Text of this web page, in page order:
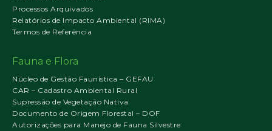
Processos Arquivados
Relatórios de Impacto Ambiental (RIMA)
Termos de Referência
Fauna e Flora
Núcleo de Gestão Faunística – GEFAU
CAR – Cadastro Ambiental Rural
Supressão de Vegetação Nativa
Documento de Origem Florestal – DOF
Autorizações para Manejo de Fauna Silvestre